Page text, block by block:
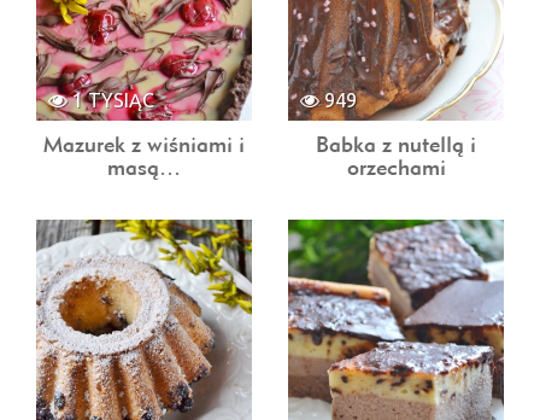
1 TYSIĄC
Mazurek z wiśniami i
masą…
949
Babka z nutellą i
orzechami